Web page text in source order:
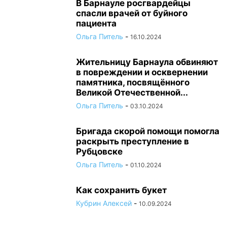
В Барнауле росгвардейцы
спасли врачей от буйного
пациента
Ольга Питель - 16.10.2024
Жительницу Барнаула обвиняют
в повреждении и осквернении
памятника, посвящённого
Великой Отечественной...
Ольга Питель - 03.10.2024
Бригада скорой помощи помогла
раскрыть преступление в
Рубцовске
Ольга Питель - 01.10.2024
Как сохранить букет
Кубрин Алексей - 10.09.2024